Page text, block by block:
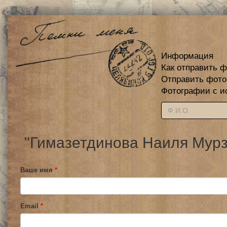
Информация
Как отправить
Отправить
Фотографии с
"Гимазетдинова Наиля
Ваше имя *
Email *